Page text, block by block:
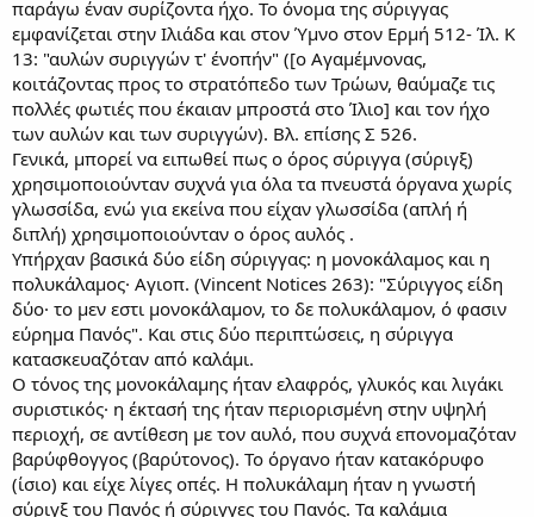
παράγω έναν συρίζοντα ήχο. Το όνομα της σύριγγας
εμφανίζεται στην Ιλιάδα και στον Ύμνο στον Ερμή 512- Ίλ. Κ
13: "αυλών συριγγών τ' ένοπήν" ([ο Αγαμέμνονας,
κοιτάζοντας προς το στρατόπεδο των Τρώων, θαύμαζε τις
πολλές φωτιές που έκαιαν μπροστά στο Ίλιο] και τον ήχο
των αυλών και των συριγγών). Βλ. επίσης Σ 526.
Γενικά, μπορεί να ειπωθεί πως ο όρος σύριγγα (σύριγξ)
χρησιμοποιούνταν συχνά για όλα τα πνευστά όργανα χωρίς
γλωσσίδα, ενώ για εκείνα που είχαν γλωσσίδα (απλή ή
διπλή) χρησιμοποιούνταν ο όρος αυλός .
Υπήρχαν βασικά δύο είδη σύριγγας: η μονοκάλαμος και η
πολυκάλαμος· Αγιοπ. (Vincent Notices 263): "Σύριγγος είδη
δύο· το μεν εστι μονοκάλαμον, το δε πολυκάλαμον, ό φασιν
εύρημα Πανός". Και στις δύο περιπτώσεις, η σύριγγα
κατασκευαζόταν από καλάμι.
Ο τόνος της μονοκάλαμης ήταν ελαφρός, γλυκός και λιγάκι
συριστικός· η έκτασή της ήταν περιορισμένη στην υψηλή
περιοχή, σε αντίθεση με τον αυλό, που συχνά επονομαζόταν
βαρύφθογγος (βαρύτονος). Το όργανο ήταν κατακόρυφο
(ίσιο) και είχε λίγες οπές. Η πολυκάλαμη ήταν η γνωστή
σύριγξ του Πανός ή σύριγγες του Πανός. Τα καλάμια